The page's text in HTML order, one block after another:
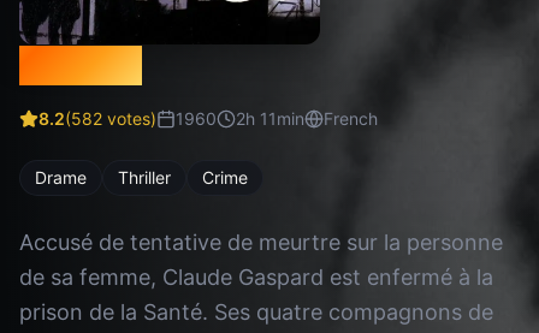
Le Trou
8.2(582 votes) 1960 2h 11min French
Drame Thriller Crime
Accusé de tentative de meurtre sur la personne
de sa femme, Claude Gaspard est enfermé à la
prison de la Santé. Ses quatre compagnons de